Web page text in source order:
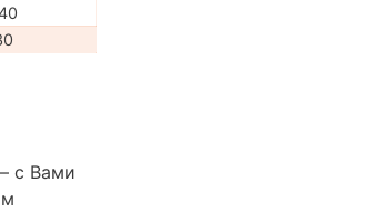
с Вами